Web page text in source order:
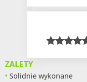
ZALETY
Solidnie wykonane